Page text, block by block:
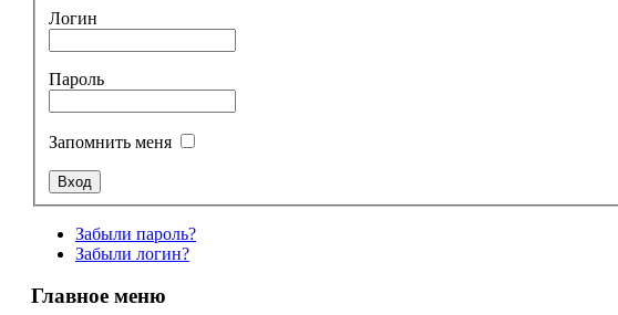
Логин
Пароль
Запомнить меня
Забыли пароль?
Забыли логин?
Главное меню